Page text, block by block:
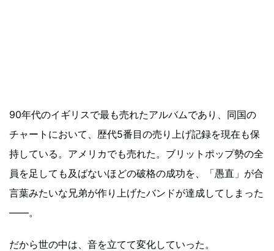
90年代のイギリスで最も売れたアルバムであり、同国の
チャートにおいて、歴代5番目の売り上げ記録を現在も保
持している。アメリカでも売れた。ブリットポップ勢の全
員を足しても及ばないほどの破格の成功を、「愚直」が合
言葉みたいな兄弟が作り上げたバンドが達成してしまった
――。
だから世の中は、音を立てて変化していった。